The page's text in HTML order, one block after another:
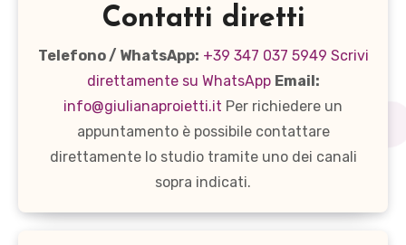
Contatti diretti
Telefono / WhatsApp: +39 347 037 5949 Scrivi
direttamente su WhatsApp Email:
info@giulianaproietti.it Per richiedere un
appuntamento è possibile contattare
direttamente lo studio tramite uno dei canali
sopra indicati.